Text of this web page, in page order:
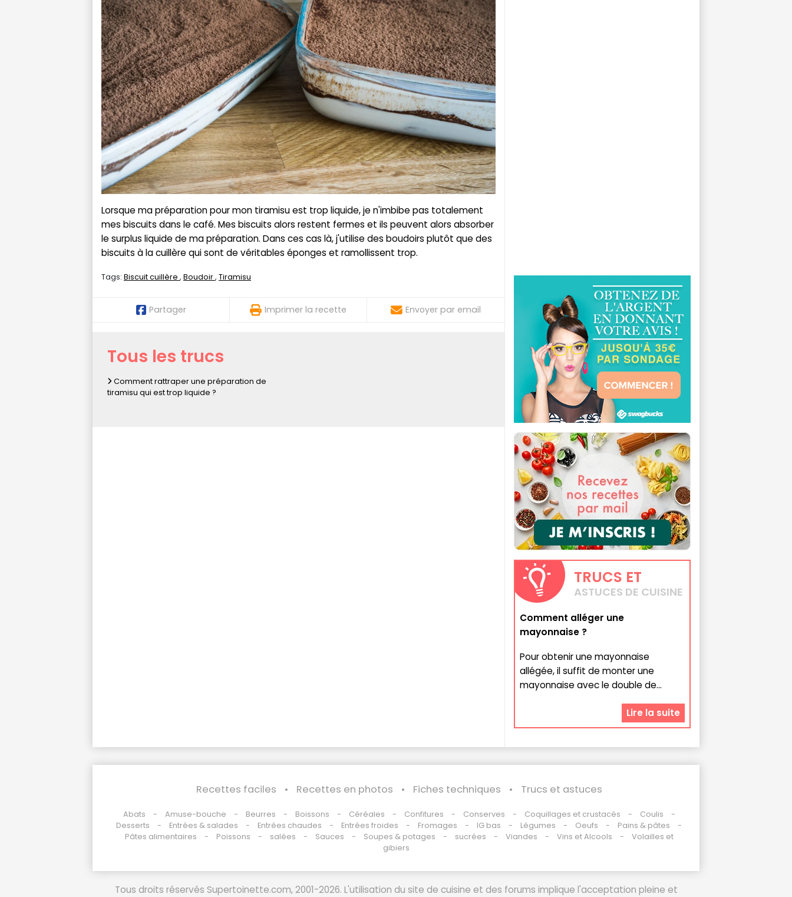
Lorsque ma préparation pour mon tiramisu est trop liquide, je n'imbibe pas totalement
mes biscuits dans le café. Mes biscuits alors restent fermes et ils peuvent alors absorber
le surplus liquide de ma préparation. Dans ces cas là, j'utilise des boudoirs plutôt que des
biscuits à la cuillère qui sont de véritables éponges et ramollissent trop.
Tags: Biscuit cuillère Boudoir Tiramisu
Partager Imprimer la recette Envoyer par email
Tous les trucs
Comment rattraper une préparation de
tiramisu qui est trop liquide ?
TRUCS ET
ASTUCES DE CUISINE
Comment alléger une
mayonnaise ?
Pour obtenir une mayonnaise
allégée, il suffit de monter une
mayonnaise avec le double de...
Lire la suite
Recettes faciles Recettes en photos Fiches techniques Trucs et astuces
Abats Amuse-bouche Beurres Boissons Céréales Confitures Conserves Coquillages et crustacés
Coulis
Desserts
Entrées & salades Entrées chaudes Entrées froides Fromages IG bas Légumes Oeufs
Pains & pâtes
Pâtes alimentaires
Poissons salées Sauces Soupes & potages sucrées Viandes Vins et Alcools
Volailles et
gibiers
Tous droits réservés Supertoinette.com, 2001-2026. L'utilisation du site de cuisine et des forums implique l'acceptation pleine et